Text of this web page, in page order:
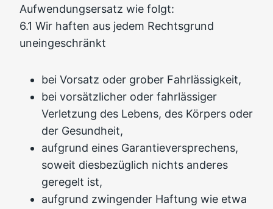
Aufwendungsersatz wie folgt:
6.1 Wir haften aus jedem Rechtsgrund
uneingeschränkt
bei Vorsatz oder grober Fahrlässigkeit,
bei vorsätzlicher oder fahrlässiger
Verletzung des Lebens, des Körpers oder
der Gesundheit,
aufgrund eines Garantieversprechens,
soweit diesbezüglich nichts anderes
geregelt ist,
aufgrund zwingender Haftung wie etwa